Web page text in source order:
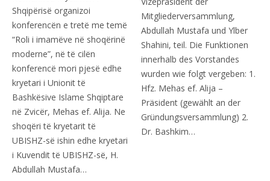
Shqipërisë organizoi
konferencën e tretë me temë
“Roli i imamëve në shoqërinë
moderne”, në të cilën
konferencë mori pjesë edhe
kryetari i Unionit të
Bashkësive Islame Shqiptare
në Zvicër, Mehas ef. Alija. Ne
shoqëri të kryetarit të
UBISHZ-së ishin edhe kryetari
i Kuvendit të UBISHZ-së, H.
Abdullah Mustafa…
Mitgliederversammlung,
Abdullah Mustafa und Ylber
Shahini, teil. Die Funktionen
innerhalb des Vorstandes
wurden wie folgt vergeben: 1.
Hfz. Mehas ef. Alija –
Präsident (gewählt an der
Gründungsversammlung) 2.
Dr. Bashkim…